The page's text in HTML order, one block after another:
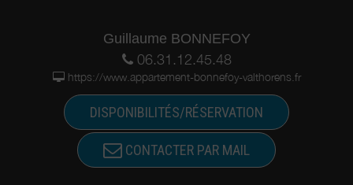
Guillaume BONNEFOY
06.31.12.45.48
https://www.appartement-bonnefoy-valthorens.fr
DISPONIBILITÉS/RÉSERVATION
CONTACTER PAR MAIL